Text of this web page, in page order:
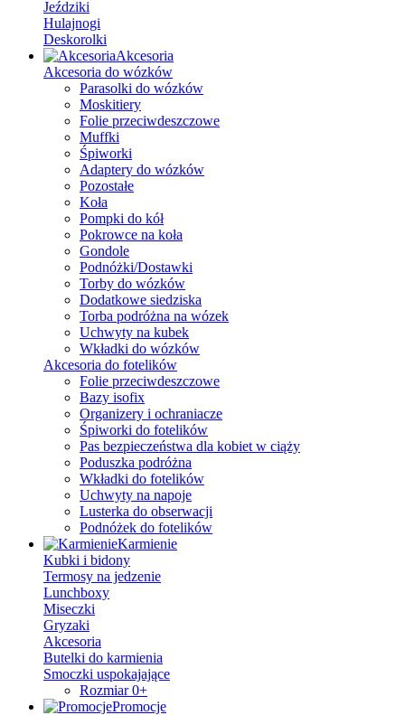
Jeździki
Hulajnogi
Deskorolki
Akcesoria
Akcesoria do wózków
Parasolki do wózków
Moskitiery
Folie przeciwdeszczowe
Muffki
Śpiworki
Adaptery do wózków
Pozostałe
Koła
Pompki do kół
Pokrowce na koła
Gondole
Podnóżki/Dostawki
Torby do wózków
Dodatkowe siedziska
Torba podróżna na wózek
Uchwyty na kubek
Wkładki do wózków
Akcesoria do fotelików
Folie przeciwdeszczowe
Bazy isofix
Organizery i ochraniacze
Śpiworki do fotelików
Pas bezpieczeństwa dla kobiet w ciąży
Poduszka podróżna
Wkładki do fotelików
Uchwyty na napoje
Lusterka do obserwacji
Podnóżek do fotelików
Karmienie
Kubki i bidony
Termosy na jedzenie
Lunchboxy
Miseczki
Gryzaki
Akcesoria
Butelki do karmienia
Smoczki uspokajające
Rozmiar 0+
Promocje